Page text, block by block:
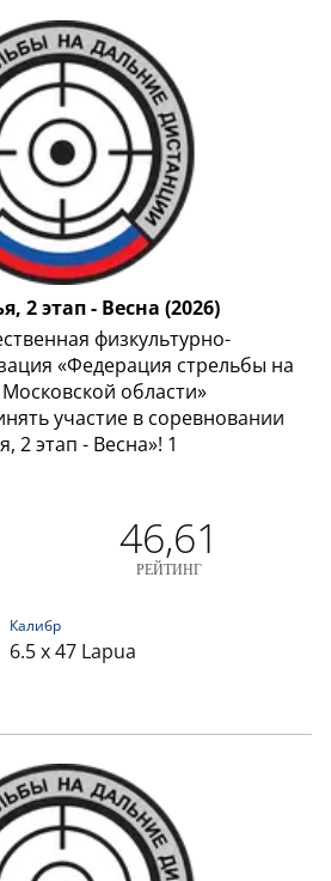
2 этап - Весна (2026)
физкультурно-
«Федерация стрельбы на
области»
участие в соревновании
2 этап - Весна»! 1
46,61
РЕЙТИНГ
Калибр
6.5 x 47 Lapua